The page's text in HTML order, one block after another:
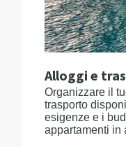
Alloggi e
Organizzare il
trasporto
esigenze e i
appartamenti in